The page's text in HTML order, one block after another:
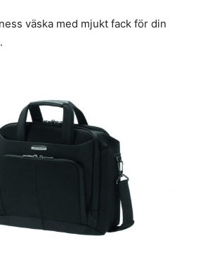
väska med mjukt fack för din